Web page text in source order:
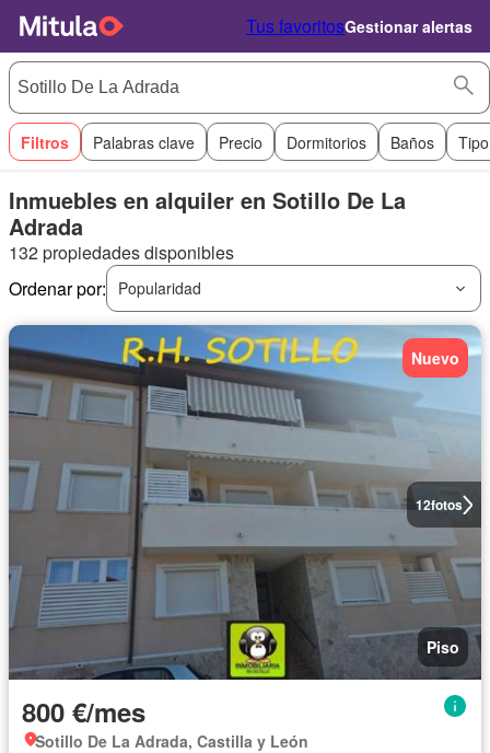
Tus favoritosGestionar alertas
Filtros Palabras clave Precio Dormitorios Baños
Inmuebles en alquiler en Sotillo De La
Adrada
132 propiedades disponibles
Ordenar por:
Popularidad
12fotos
Nuevo
Piso
800 €/mes
Sotillo De La Adrada, Castilla y León